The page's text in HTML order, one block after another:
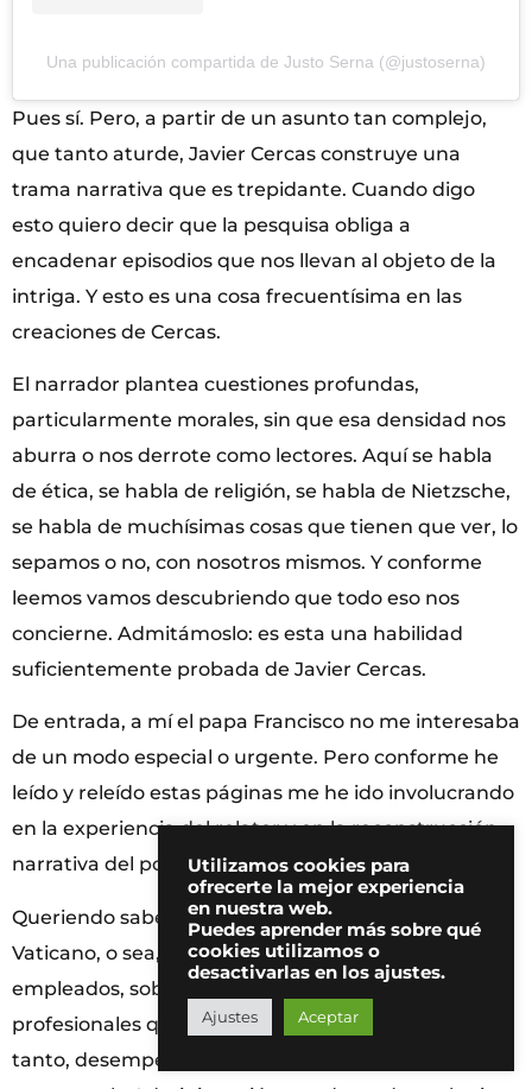
Una publicación compartida de Justo Serna (@justoserna)
Pues sí. Pero, a partir de un asunto tan complejo,
que tanto aturde, Javier Cercas construye una
trama narrativa que es trepidante. Cuando digo
esto quiero decir que la pesquisa obliga a
encadenar episodios que nos llevan al objeto de la
intriga. Y esto es una cosa frecuentísima en las
creaciones de Cercas.
El narrador plantea cuestiones profundas,
particularmente morales, sin que esa densidad nos
aburra o nos derrote como lectores. Aquí se habla
de ética, se habla de religión, se habla de Nietzsche,
se habla de muchísimas cosas que tienen que ver, lo
sepamos o no, con nosotros mismos. Y conforme
leemos vamos descubriendo que todo eso nos
concierne. Admitámoslo: es esta una habilidad
suficientemente probada de Javier Cercas.
De entrada, a mí el papa Francisco no me interesaba
de un modo especial o urgente. Pero conforme he
leído y releído estas páginas me he ido involucrando
en la experiencia del relator y en la reconstrucción
narrativa del pontífice, queriendo saber más.
Queriendo saber más, ¿sobre qué? Pues sobre el
Vaticano, o sea, el Gobierno del Vaticano, sobre sus
empleados, sobre los vaticanistas, sobre los
profesionales que están cerca del papa y que, por
tanto, desempeñan una serie de funciones. Como
Utilizamos cookies para
ofrecerte la mejor experiencia
en nuestra web.
Puedes aprender más sobre qué
cookies utilizamos o
desactivarlas en los ajustes.
Ajustes Aceptar